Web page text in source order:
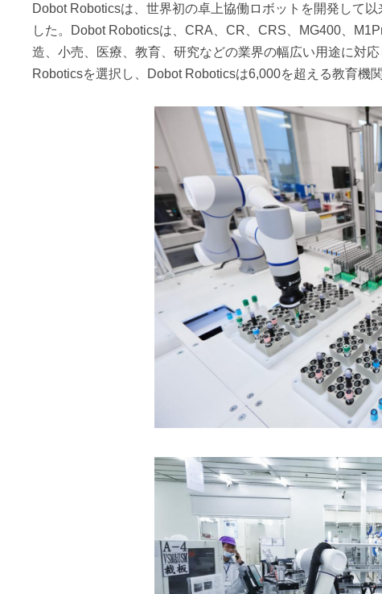
Dobot Roboticsは、世界初の卓上協働ロボットを開発して
した。Dobot Roboticsは、CRA、CR、CRS、MG400、
造、小売、医療、教育、研究などの業界の幅広い用途に対
Roboticsを選択し、Dobot Roboticsは6,000を超える教育機